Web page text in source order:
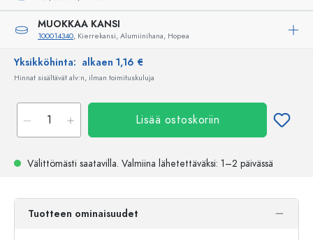
MUOKKAA KANSI
100014340, Kierrekansi, Alumiinihana, Hopea
Yksikköhinta: alkaen 1,16 €
Hinnat sisältävät alv:n, ilman toimituskuluja
Lisää ostoskoriin
Välittömästi saatavilla. Valmiina lähetettäväksi: 1–2 päivässä
Tuotteen ominaisuudet